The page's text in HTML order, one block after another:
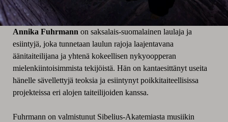
Annika Fuhrmann on saksalais-suomalainen laulaja ja
esiintyjä, joka tunnetaan laulun rajoja laajentavana
äänitaiteilijana ja yhtenä kokeellisen nykyoopperan
mielenkiintoisimmista tekijöistä. Hän on kantaesittänyt useita
hänelle sävellettyjä teoksia ja esiintynyt poikkitaiteellisissa
projekteissa eri alojen taiteilijoiden kanssa.
Fuhrmann on valmistunut Sibelius-Akatemiasta musiikin